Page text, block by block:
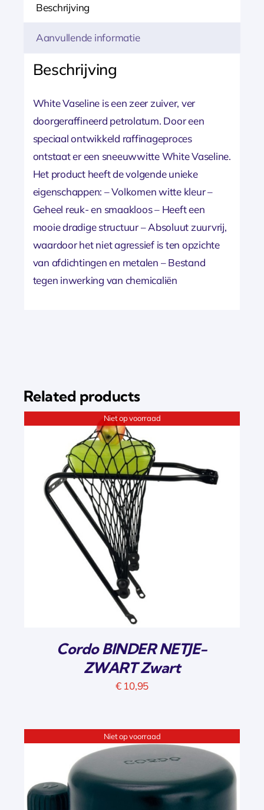
Beschrijving
Aanvullende informatie
Beschrijving
White Vaseline is een zeer zuiver, ver
doorgeraffineerd petrolatum. Door een
speciaal ontwikkeld raffinageproces
ontstaat er een sneeuwwitte White Vaseline.
Het product heeft de volgende unieke
eigenschappen: – Volkomen witte kleur –
Geheel reuk- en smaakloos – Heeft een
mooie dradige structuur – Absoluut zuurvrij,
waardoor het niet agressief is ten opzichte
van afdichtingen en metalen – Bestand
tegen inwerking van chemicaliën
Related products
Niet op voorraad
Cordo BINDER NETJE-
ZWART Zwart
€10,95
Niet op voorraad